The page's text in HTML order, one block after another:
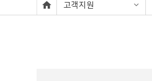
고객지원